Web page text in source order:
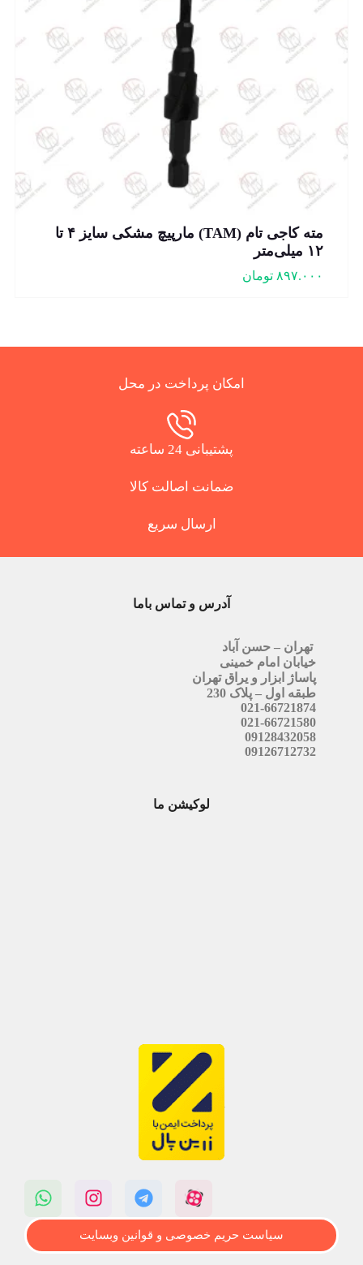
مته کاجی تام (TAM) مارپیچ مشکی سایز ۴ تا
۱۲ میلی‌متر
۸۹۷.۰۰۰ تومان
امکان پرداخت در محل
پشتیبانی 24 ساعته
ضمانت اصالت کالا
ارسال سریع
آدرس و تماس باما
تهران – حسن آباد
خیابان امام خمینی
پاساژ ابزار و یراق تهران
طبقه اول – پلاک 230
021-66721874
021-66721580
09128432058
09126712732
لوکیشن ما
سیاست حریم خصوصی و قوانین وبسایت